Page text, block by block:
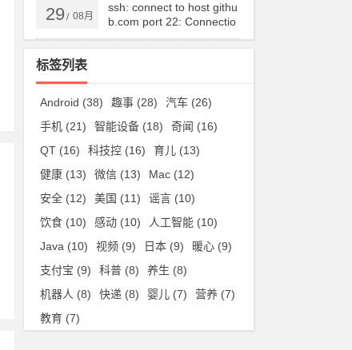
29/ 08月
ssh: connect to host githu
b.com port 22: Connectio
n timed out
标签列表
Android (38) 趣事 (28) 汽车 (26)
手机 (21) 智能设备 (18) 奇闻 (16)
QT (16) 科技控 (16) 育儿 (13)
健康 (13) 微信 (13) Mac (12)
安全 (12) 美国 (11) 谣言 (10)
饮食 (10) 感动 (10) 人工智能 (10)
Java (10) 视频 (9) 日本 (9) 暖心 (9)
支付宝 (9) 科普 (8) 养生 (8)
机器人 (8) 快递 (8) 婴儿 (7) 营养 (7)
教育 (7)